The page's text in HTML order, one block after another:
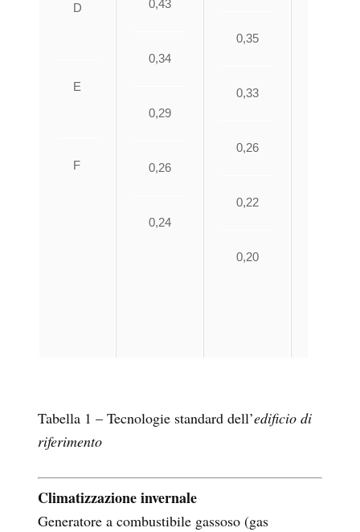
D
E
F
0,43
0,34
0,29
0,26
0,24
0,35
0,33
0,26
0,22
0,20
Tabella 1 – Tecnologie standard dell’edificio di
riferimento
Climatizzazione invernale
Generatore a combustibile gassoso (gas